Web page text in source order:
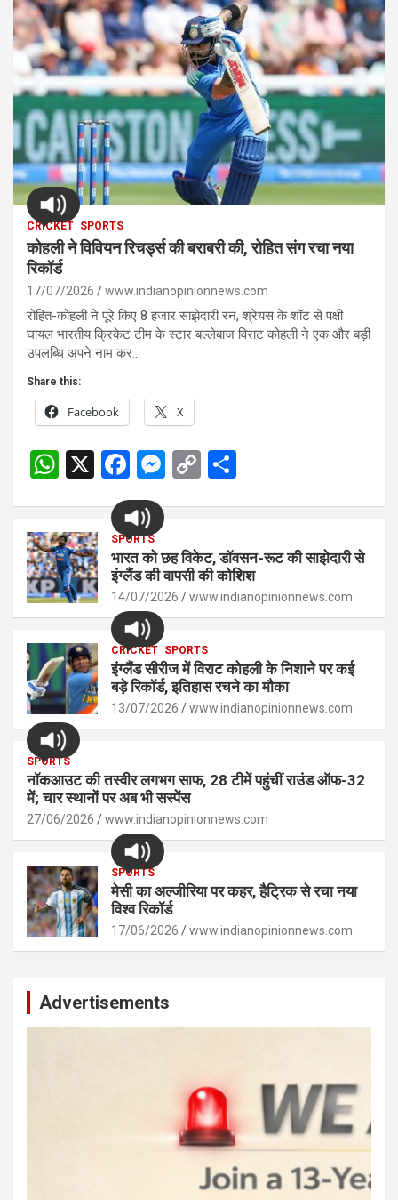
CRICKET SPORTS
कोहली ने विवियन रिचर्ड्स की बराबरी की, रोहित संग रचा नया
रिकॉर्ड
17/07/2026 www.indianopinionnews.com
रोहित-कोहली ने पूरे किए 8 हजार साझेदारी रन, श्रेयस के शॉट से पक्षी
घायल भारतीय क्रिकेट टीम के स्टार बल्लेबाज विराट कोहली ने एक और बड़ी
उपलब्धि अपने नाम कर…
Share this:
Facebook X
W
s
A
p
p
X
F
a
ce
b
o
o
k
M
n
g
er
C
Li
n
k
e
SPORTS
भारत को छह विकेट, डॉवसन-रूट की साझेदारी से
इंग्लैंड की वापसी की कोशिश
14/07/2026 www.indianopinionnews.com
CRICKET SPORTS
इंग्लैंड सीरीज में विराट कोहली के निशाने पर कई
बड़े रिकॉर्ड, इतिहास रचने का मौका
13/07/2026 www.indianopinionnews.com
SPORTS
नॉकआउट की तस्वीर लगभग साफ, 28 टीमें पहुंचीं राउंड ऑफ-32
में; चार स्थानों पर अब भी सस्पेंस
27/06/2026 www.indianopinionnews.com
SPORTS
मेसी का अल्जीरिया पर कहर, हैट्रिक से रचा नया
विश्व रिकॉर्ड
17/06/2026 www.indianopinionnews.com
Advertisements